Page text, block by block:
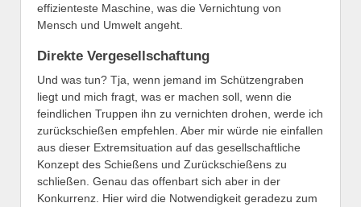
effizienteste Maschine, was die Vernichtung von
Mensch und Umwelt angeht.
Direkte Vergesellschaftung
Und was tun? Tja, wenn jemand im Schützengraben
liegt und mich fragt, was er machen soll, wenn die
feindlichen Truppen ihn zu vernichten drohen, werde ich
zurückschießen empfehlen. Aber mir würde nie einfallen
aus dieser Extremsituation auf das gesellschaftliche
Konzept des Schießens und Zurückschießens zu
schließen. Genau das offenbart sich aber in der
Konkurrenz. Hier wird die Notwendigkeit geradezu zum